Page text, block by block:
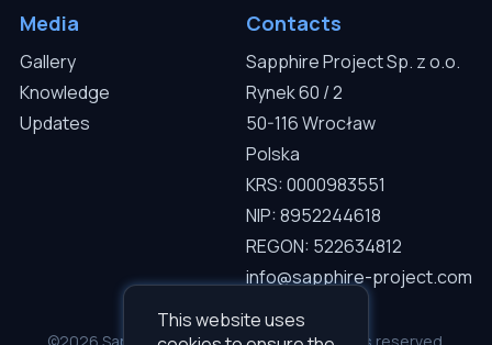
This website uses
Media
Gallery
Knowledge
Updates
Contacts
Sapphire Project Sp. z o.o.
Rynek 60 / 2
50-116 Wrocław
Polska
KRS: 0000983551
NIP: 8952244618
REGON: 522634812
info@sapphire-project.com